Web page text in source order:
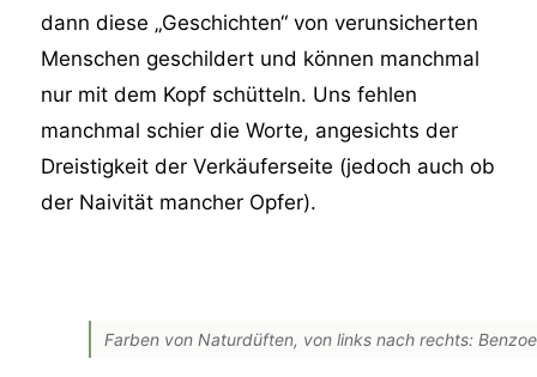
dann diese „Geschichten“ von verunsicherten
Menschen geschildert und können manchmal
nur mit dem Kopf schütteln. Uns fehlen
manchmal schier die Worte, angesichts der
Dreistigkeit der Verkäuferseite (jedoch auch ob
der Naivität mancher Opfer).
Farben von Naturdüften, von links nach rechts: